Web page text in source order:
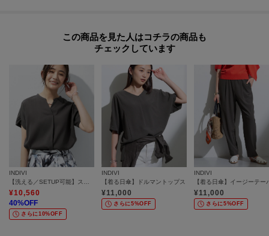
この商品を見た人はコチラの商品も
チェックしています
INDIVI
¥10,560
40%OFF
さらに10%OFF
INDIVI
【着る日傘】ドルマントップス
¥11,000
さらに5%OFF
INDIVI
¥11,000
さらに5%OFF